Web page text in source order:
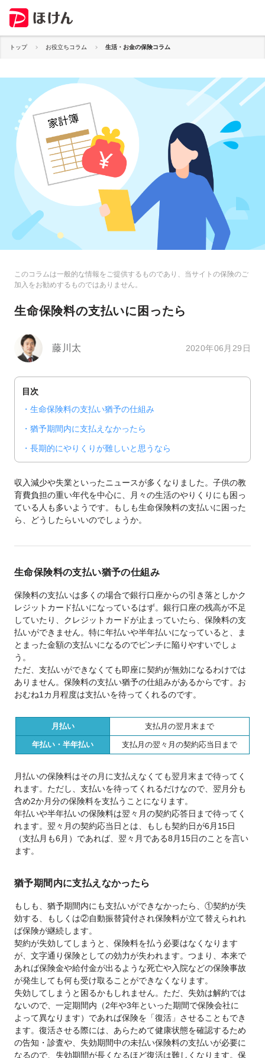
トップ お役立ちコラム 生活・お金の保険コラム
このコラムは一般的な情報をご提供するものであり、当サイトの保険のご
加入をお勧めするものではありません。
生命保険料の支払いに困ったら
藤川太 2020年06月29日
目次
生命保険料の支払い猶予の仕組み
猶予期間内に支払えなかったら
長期的にやりくりが難しいと思うなら
収入減少や失業といったニュースが多くなりました。子供の教
育費負担の重い年代を中心に、月々の生活のやりくりにも困っ
ている人も多いようです。もしも生命保険料の支払いに困った
ら、どうしたらいいのでしょうか。
生命保険料の支払い猶予の仕組み
保険料の支払いは多くの場合で銀行口座からの引き落としかク
レジットカード払いになっているはず。銀行口座の残高が不足
していたり、クレジットカードが止まっていたら、保険料の支
払いができません。特に年払いや半年払いになっていると、ま
とまった金額の支払いになるのでピンチに陥りやすいでしょ
う。
ただ、支払いができなくても即座に契約が無効になるわけでは
ありません。保険料の支払い猶予の仕組みがあるからです。お
おむね1カ月程度は支払いを待ってくれるのです。
月払い 支払月の翌月末まで
年払い・半年払い 支払月の翌々月の契約応当日まで
月払いの保険料はその月に支払えなくても翌月末まで待ってく
れます。ただし、支払いを待ってくれるだけなので、翌月分も
含め2か月分の保険料を支払うことになります。
年払いや半年払いの保険料は翌々月の契約応答日まで待ってく
れます。翌々月の契約応当日とは、もしも契約日が6月15日
（支払月も6月）であれば、翌々月である8月15日のことを言い
ます。
猶予期間内に支払えなかったら
もしも、猶予期間内にも支払いができなかったら、①契約が失
効する、もしくは②自動振替貸付され保険料が立て替えられれ
ば保険が継続します。
契約が失効してしまうと、保険料を払う必要はなくなります
が、文字通り保険としての効力が失われます。つまり、本来で
あれば保険金や給付金が出るような死亡や入院などの保険事故
が発生しても何も受け取ることができなくなります。
失効してしまうと困るかもしれません。ただ、失効は解約では
ないので、一定期間内（2年や3年といった期間で保険会社に
よって異なります）であれば保険を「復活」させることもでき
ます。復活させる際には、あらためて健康状態を確認するため
の告知・診査や、失効期間中の未払い保険料の支払いが必要に
なるので、失効期間が長くなるほど復活は難しくなります。保